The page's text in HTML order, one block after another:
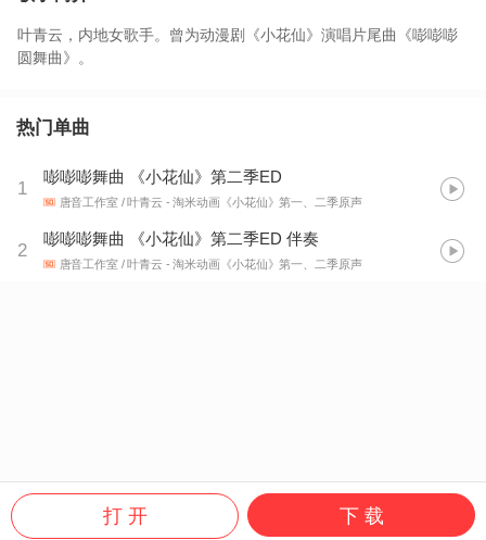
叶青云，内地女歌手。曾为动漫剧《小花仙》演唱片尾曲《嘭嘭嘭
圆舞曲》。
热门单曲
1
嘭嘭嘭舞曲 《小花仙》第二季ED
唐音工作室 / 叶青云 - 淘米动画《小花仙》第一、二季原声
2
嘭嘭嘭舞曲 《小花仙》第二季ED 伴奏
唐音工作室 / 叶青云 - 淘米动画《小花仙》第一、二季原声
打 开 下 载